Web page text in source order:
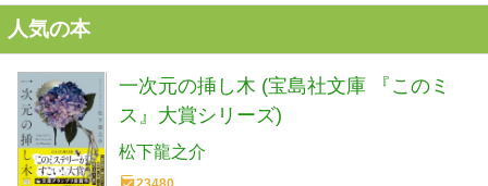
人気の本
一次元の挿し木 (宝島社文庫 『このミ
ス』大賞シリーズ)
松下龍之介